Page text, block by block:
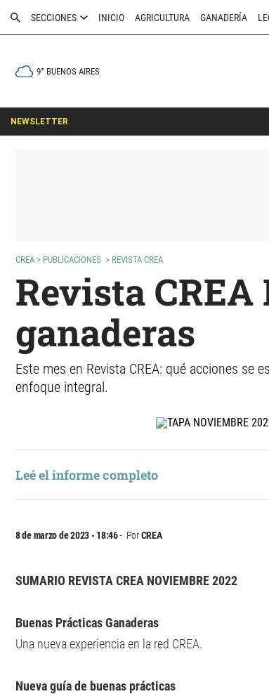
SECCIONES INICIO AGRICULTURA GANADERÍA
9° BUENOS AIRES
NEWSLETTER
CREA > PUBLICACIONES > REVISTA CREA
Revista CREA
ganaderas
Este mes en Revista CREA: qué acciones se
enfoque integral.
Leé el informe completo
8 de marzo de 2023 - 18:46 PorCREA
SUMARIO REVISTA CREA NOVIEMBRE 2022
Buenas Prácticas Ganaderas
Una nueva experiencia en la red CREA.
Nueva guía de buenas prácticas